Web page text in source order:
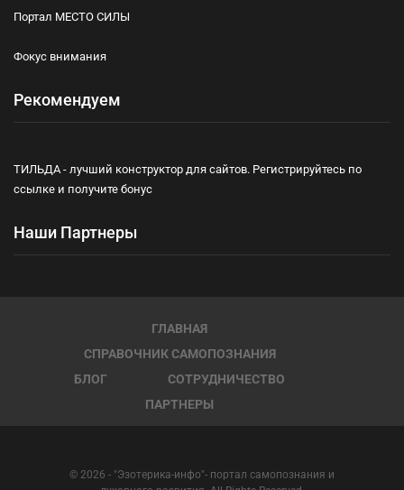
Портал МЕСТО СИЛЫ
Фокус внимания
Рекомендуем
ТИЛЬДА - лучший конструктор для сайтов. Регистрируйтесь по
ссылке и получите бонус
Наши Партнеры
ГЛАВНАЯ
СПРАВОЧНИК САМОПОЗНАНИЯ
БЛОГ
СОТРУДНИЧЕСТВО
ПАРТНЕРЫ
© 2026 - "Эзотерика-инфо"- портал самопознания и